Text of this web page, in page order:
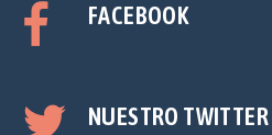
FACEBOOK
NUESTRO TWITTER